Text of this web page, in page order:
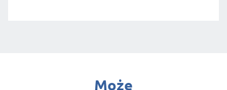
Może